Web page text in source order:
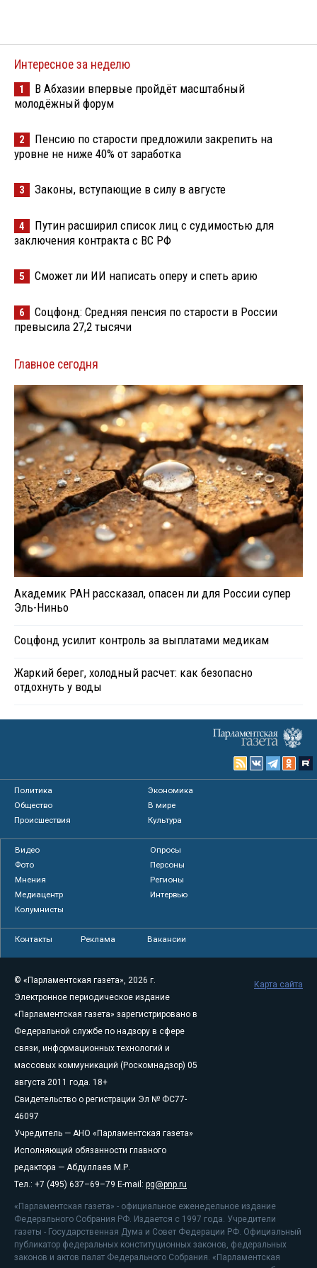
Интересное за неделю
1
В Абхазии впервые пройдёт масштабный
молодёжный форум
2
Пенсию по старости предложили закрепить на
уровне не ниже 40% от заработка
3 Законы, вступающие в силу в августе
4
Путин расширил список лиц с судимостью для
заключения контракта с ВС РФ
5 Сможет ли ИИ написать оперу и спеть арию
6
Соцфонд: Средняя пенсия по старости в России
превысила 27,2 тысячи
Главное сегодня
Академик РАН рассказал, опасен ли для России супер
Эль-Ниньо
Соцфонд усилит контроль за выплатами медикам
Жаркий берег, холодный расчет: как безопасно
отдохнуть у воды
Политика
Экономика
Общество
В мире
Происшествия
Культура
Видео
Опросы
Фото
Персоны
Мнения
Регионы
Медиацентр
Интервью
Колумнисты
Контакты Реклама Вакансии
© «Парламентская газета», 2026 г.
Электронное периодическое издание
«Парламентская газета» зарегистрировано в
Федеральной службе по надзору в сфере
связи, информационных технологий и
массовых коммуникаций (Роскомнадзор) 05
августа 2011 года. 18+
Свидетельство о регистрации Эл № ФС77-
46097
Учредитель — АНО «Парламентская газета»
Исполняющий обязанности главного
редактора — Абдуллаев М.Р.
Тел.: +7 (495) 637–69–79 E-mail: pg@pnp.ru
«Парламентская газета» - официальное еженедельное издание
Федерального Собрания РФ. Издается с 1997 года. Учредители
газеты - Государственная Дума и Совет Федерации РФ. Официальный
публикатор федеральных конституционных законов, федеральных
законов и актов палат Федерального Собрания. «Парламентская
Карта сайта